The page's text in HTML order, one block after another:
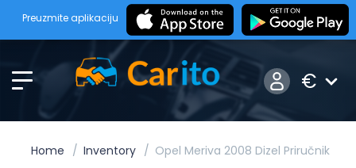
Preuzmite aplikaciju
€
Home Inventory Opel Meriva 2008 Dizel Priručnik